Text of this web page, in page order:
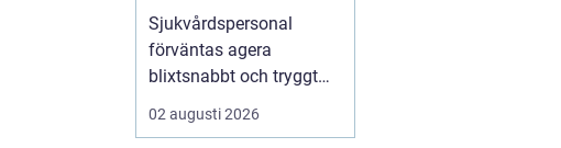
som räddar liv
Sjukvårdspersonal
förväntas agera
blixtsnabbt och tryggt
när en patient drabbas
av hjärtstopp. Då räcker
02 augusti 2026